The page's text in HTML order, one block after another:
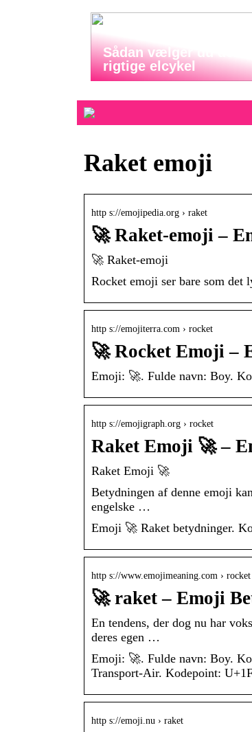
Sådan vælger du den
rigtige elcykel
Raket emoji
http s://emojipedia.org › raket
🚀 Raket-emoji –
🚀 Raket-emoji
Rocket emoji ser bare som
http s://emojiterra.com › rocket
🚀 Rocket Emoji –
Emoji: 🚀. Fulde navn: Boy.
http s://emojigraph.org › rocket
Raket Emoji 🚀 –
Raket Emoji 🚀
Betydningen af denne emoji
engelske …
Emoji 🚀 Raket betydninger.
http s://www.emojimeaning.com › rocket
🚀 raket – Emoji
En tendens, der dog nu har
deres egen …
Emoji: 🚀. Fulde navn: Boy.
Transport-Air. Kodepoint:
http s://emoji.nu › raket